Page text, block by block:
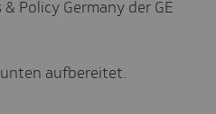
Policy Germany der GE
aufbereitet.